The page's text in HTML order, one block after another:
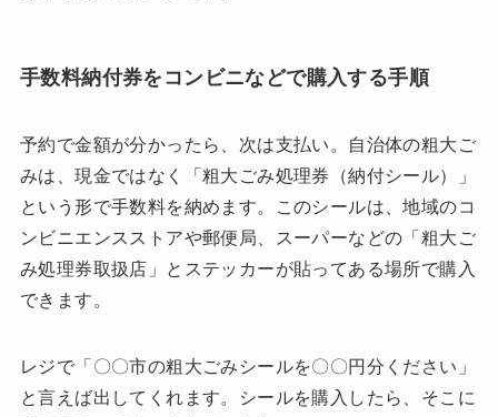
手数料納付券をコンビニなどで購入する手順
予約で金額が分かったら、次は支払い。自治体の粗大ご
みは、現金ではなく「粗大ごみ処理券（納付シール）」
という形で手数料を納めます。このシールは、地域のコ
ンビニエンスストアや郵便局、スーパーなどの「粗大ご
み処理券取扱店」とステッカーが貼ってある場所で購入
できます。
レジで「〇〇市の粗大ごみシールを〇〇円分ください」
と言えば出してくれます。シールを購入したら、そこに